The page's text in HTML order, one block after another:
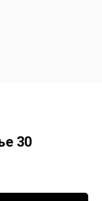
30